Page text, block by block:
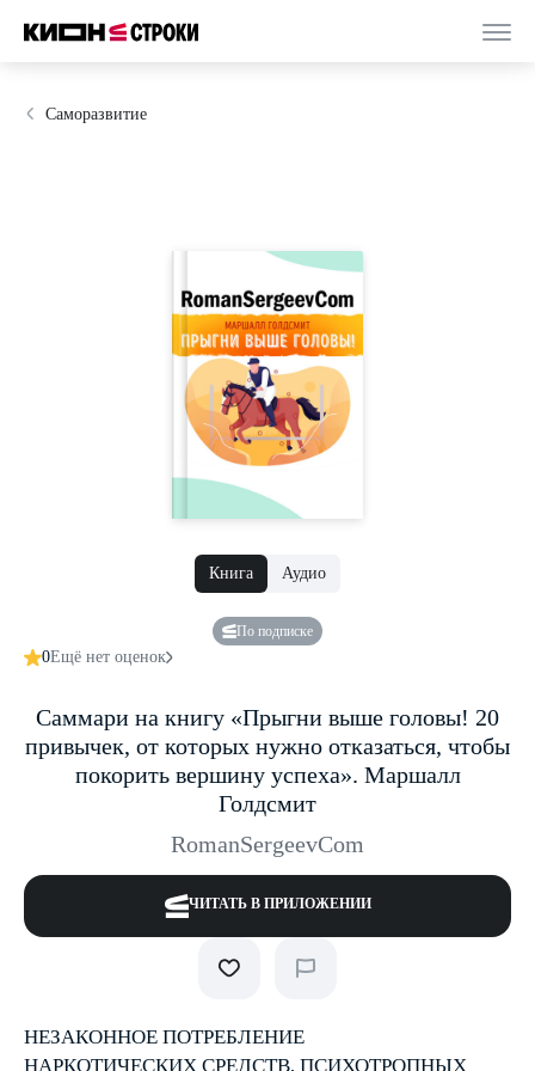
Саморазвитие
Книга Аудио
По подписке
0Ещё нет оценок
Саммари на книгу «Прыгни выше головы! 20
привычек, от которых нужно отказаться, чтобы
покорить вершину успеха». Маршалл
Голдсмит
RomanSergeevCom
ЧИТАТЬ В ПРИЛОЖЕНИИ
НЕЗАКОННОЕ ПОТРЕБЛЕНИЕ
НАРКОТИЧЕСКИХ СРЕДСТВ, ПСИХОТРОПНЫХ